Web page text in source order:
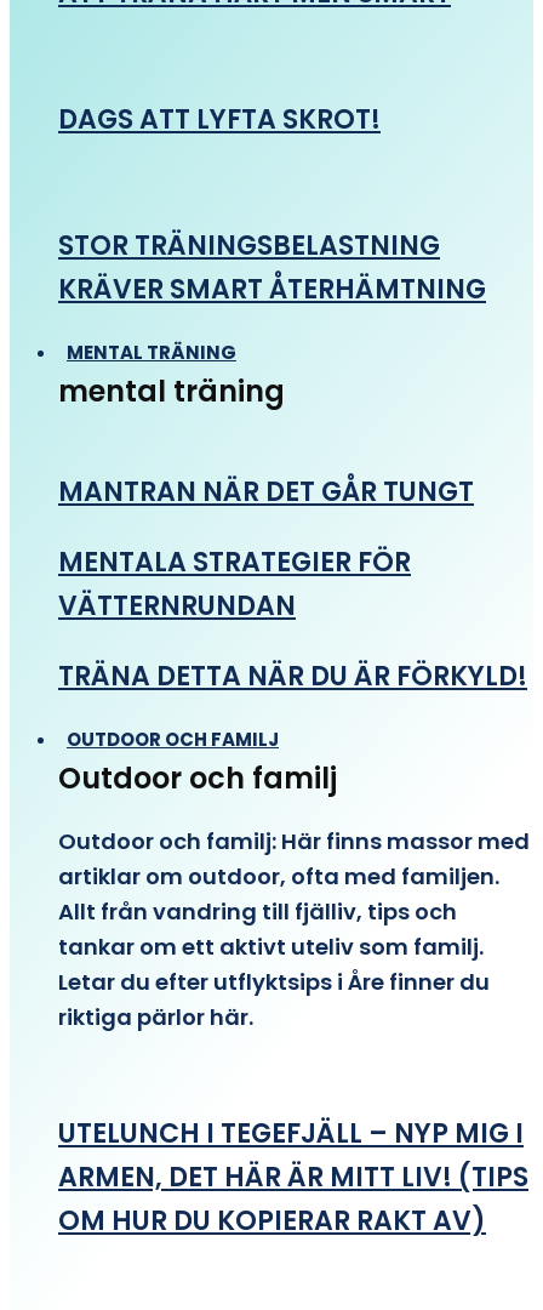
DAGS ATT LYFTA SKROT!
STOR TRÄNINGSBELASTNING
KRÄVER SMART ÅTERHÄMTNING
MENTAL TRÄNING
mental träning
MANTRAN NÄR DET GÅR TUNGT
MENTALA STRATEGIER FÖR
VÄTTERNRUNDAN
TRÄNA DETTA NÄR DU ÄR FÖRKYLD!
OUTDOOR OCH FAMILJ
Outdoor och familj
Outdoor och familj: Här finns massor med
artiklar om outdoor, ofta med familjen.
Allt från vandring till fjälliv, tips och
tankar om ett aktivt uteliv som familj.
Letar du efter utflyktsips i Åre finner du
riktiga pärlor här.
UTELUNCH I TEGEFJÄLL – NYP MIG I
ARMEN, DET HÄR ÄR MITT LIV! (TIPS
OM HUR DU KOPIERAR RAKT AV)